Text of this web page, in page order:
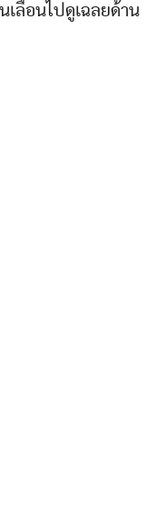
ลื่อนไปดูเฉลยด้าน